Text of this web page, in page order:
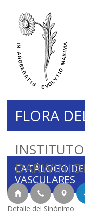
FLORA
CATÁLOGO
VASCULARES
Detalle del Sinónimo